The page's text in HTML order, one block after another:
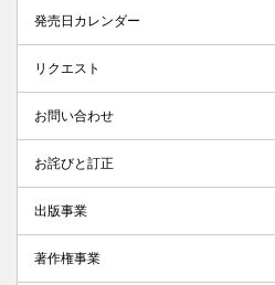
発売日カレンダー
リクエスト
お問い合わせ
お詫びと訂正
出版事業
著作権事業